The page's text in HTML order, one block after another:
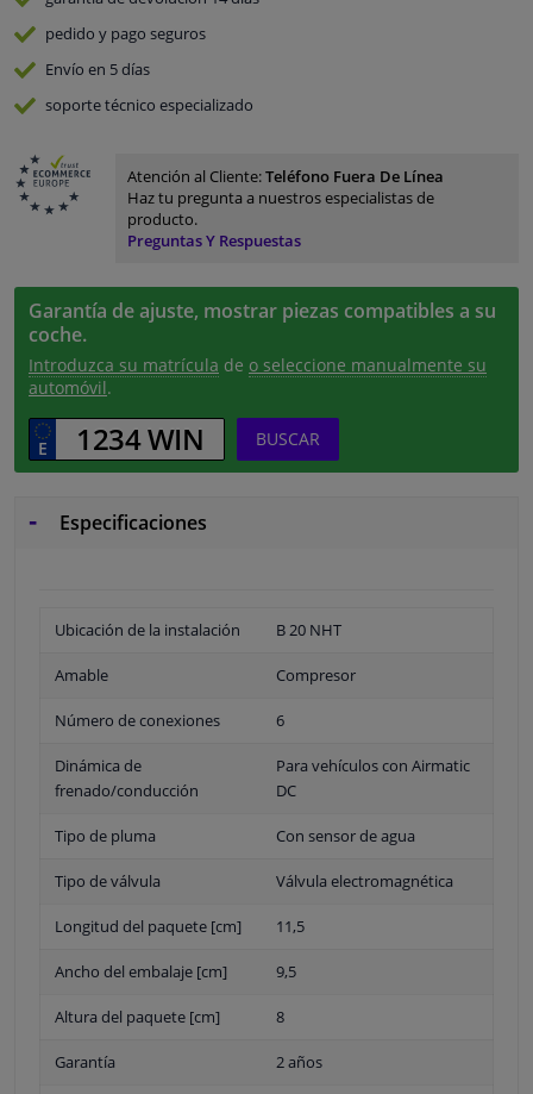
pedido y pago seguros
Envío en 5 días
soporte técnico especializado
Atención al Cliente:Teléfono Fuera De Línea
Haz tu pregunta a nuestros especialistas de
producto.
Preguntas Y Respuestas
Garantía de ajuste, mostrar piezas compatibles a su
coche.
Introduzca su matrícula de o seleccione manualmente su
automóvil.
BUSCAR
Especificaciones
Ubicación de la instalación B 20 NHT
Amable Compresor
Número de conexiones 6
Dinámica de
frenado/conducción
Para vehículos con Airmatic
DC
Tipo de pluma Con sensor de agua
Tipo de válvula Válvula electromagnética
Longitud del paquete [cm] 11,5
Ancho del embalaje [cm] 9,5
Altura del paquete [cm] 8
Garantía 2 años